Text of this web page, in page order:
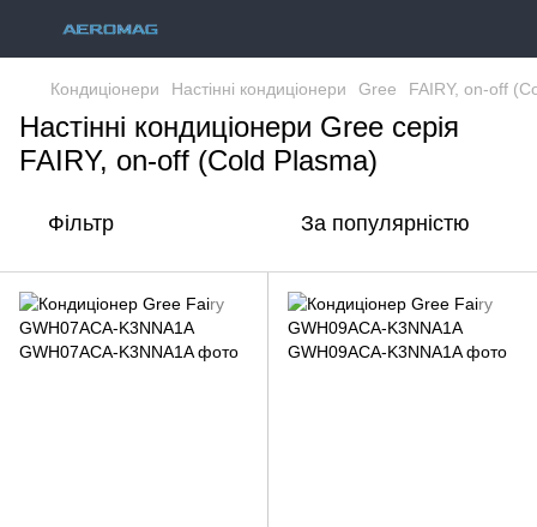
Кондиціонери Настінні кондиціонери Gree FAIRY, on-off
Настінні кондиціонери Gree серія
FAIRY, on-off (Cold Plasma)
Фільтр За популярністю